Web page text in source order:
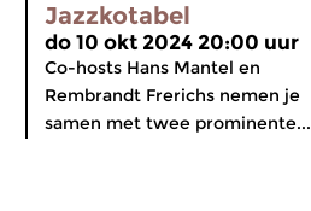
Jazzkotabel
do 10 okt 2024 20:00 uur
Co-hosts Hans Mantel en
Rembrandt Frerichs nemen je
samen met twee prominente...